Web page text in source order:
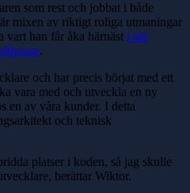
som rest och jobbat i både
mixen av riktigt roliga utmaningar
vart han får åka härnäst i sitt
.
och har precis börjat med ett
vara med och utveckla en ny
en av våra kunder. I detta
och teknisk
platser i koden, så jag skulle
berättar Wiktor.